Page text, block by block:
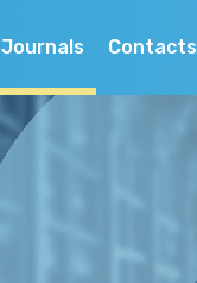
Journals Contacts